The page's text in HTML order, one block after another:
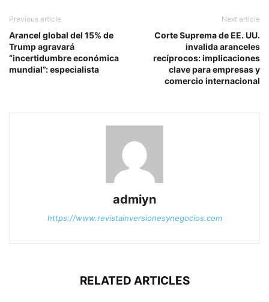
Previous article
Arancel global del 15% de
Trump agravará
“incertidumbre económica
mundial”: especialista
Next article
Corte Suprema de EE. UU.
invalida aranceles
recíprocos: implicaciones
clave para empresas y
comercio internacional
admiyn
https://www.revistainversionesynegocios.com
RELATED ARTICLES